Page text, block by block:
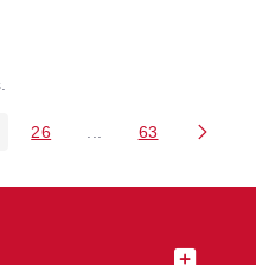
Use TAB to navigate.
Page
26 Intermediate Pages
Page
63